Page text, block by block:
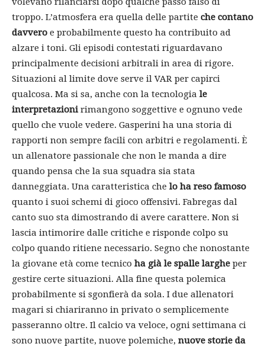
troppo. L’atmosfera era quella delle partite che contano
davvero e probabilmente questo ha contribuito ad
alzare i toni. Gli episodi contestati riguardavano
principalmente decisioni arbitrali in area di rigore.
Situazioni al limite dove serve il VAR per capirci
qualcosa. Ma si sa, anche con la tecnologia le
interpretazionirimangono soggettive e ognuno vede
quello che vuole vedere. Gasperini ha una storia di
rapporti non sempre facili con arbitri e regolamenti. È
un allenatore passionale che non le manda a dire
quando pensa che la sua squadra sia stata
danneggiata. Una caratteristica che lo ha reso famoso
quanto i suoi schemi di gioco offensivi. Fabregas dal
canto suo sta dimostrando di avere carattere. Non si
lascia intimorire dalle critiche e risponde colpo su
colpo quando ritiene necessario. Segno che nonostante
la giovane età come tecnico ha già le spalle larghe per
gestire certe situazioni. Alla fine questa polemica
probabilmente si sgonfierà da sola. I due allenatori
magari si chiariranno in privato o semplicemente
passeranno oltre. Il calcio va veloce, ogni settimana ci
sono nuove partite, nuove polemiche, nuove storie da